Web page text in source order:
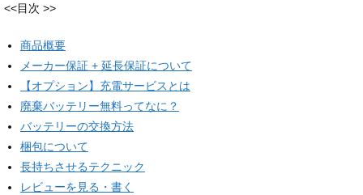
<<目次 >>
商品概要
メーカー保証 + 延長保証について
【オプション】充電サービスとは
廃棄バッテリー無料ってなに？
バッテリーの交換方法
梱包について
長持ちさせるテクニック
レビューを見る・書く